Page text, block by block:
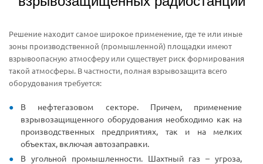
Решение находит самое широкое применение, где те или иные
зоны производственной (промышленной) площадки имеют
взрывоопасную атмосферу или существует риск формирования
такой атмосферы. В частности, полная взрывозащита всего
оборудования требуется:
В нефтегазовом секторе. Причем, применение
взрывозащищенного оборудования необходимо как на
производственных предприятиях, так и на мелких
объектах, включая автозаправки.
В угольной промышленности. Шахтный газ – угроза,